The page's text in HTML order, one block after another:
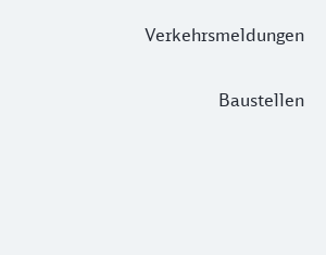
Verkehrsmeldungen
Baustellen